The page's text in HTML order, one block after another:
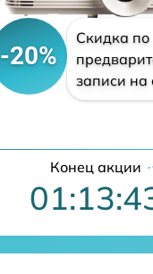
-20%
Скидка по
записи на
Конец акции